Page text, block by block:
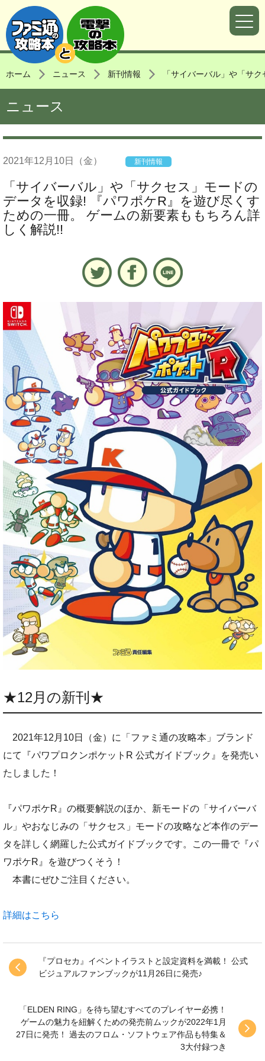
ホーム ニュース 新刊情報 「サイバーバル」や「サ
ニュース
2021年12月10日 （金） 新刊情報
「サイバーバル」や「サクセス」モードの
データを収録! 『パワポケR』を遊び尽くす
ための一冊。 ゲームの新要素ももちろん詳
しく解説!!
★12月の新刊★
2021年12月10日（金）に「ファミ通の攻略本」ブランド
にて『パワプロクンポケットR 公式ガイドブック』を発売い
たしました！
『パワポケR』の概要解説のほか、新モードの「サイバーバ
ル」やおなじみの「サクセス」モードの攻略など本作のデー
タを詳しく網羅した公式ガイドブックです。この一冊で『パ
ワポケR』を遊びつくそう！
本書にぜひご注目ください。
詳細はこちら
『プロセカ』イベントイラストと設定資料を満載！ 公式
ビジュアルファンブックが11月26日に発売♪
「ELDEN RING」を待ち望むすべてのプレイヤー必携！
ゲームの魅力を紐解くための発売前ムックが2022年1月
27日に発売！ 過去のフロム・ソフトウェア作品も特集＆
3大付録つき